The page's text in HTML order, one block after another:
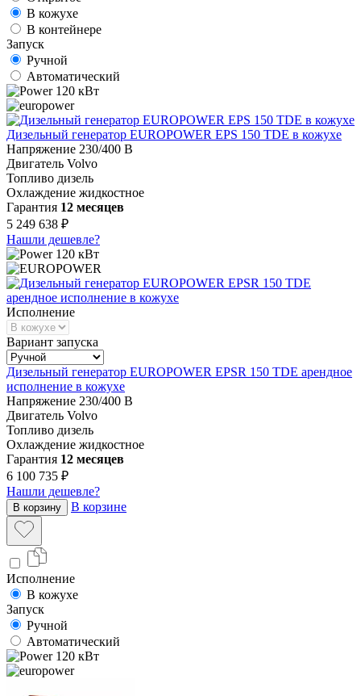
В кожухе
В контейнере
Запуск
Ручной
Автоматический
120 кВт
Дизельный генератор EUROPOWER EPS 150 TDE в кожухе
Напряжение 230/400 В
Двигатель Volvo
Топливо дизель
Охлаждение жидкостное
Гарантия 12 месяцев
5 249 638 ₽
Нашли дешевле?
120 кВт
Исполнение
Вариант запуска
Дизельный генератор EUROPOWER EPSR 150 TDE арендное
исполнение в кожухе
Напряжение 230/400 В
Двигатель Volvo
Топливо дизель
Охлаждение жидкостное
Гарантия 12 месяцев
6 100 735 ₽
Нашли дешевле?
В корзину В корзине
Исполнение
В кожухе
Запуск
Ручной
Автоматический
120 кВт